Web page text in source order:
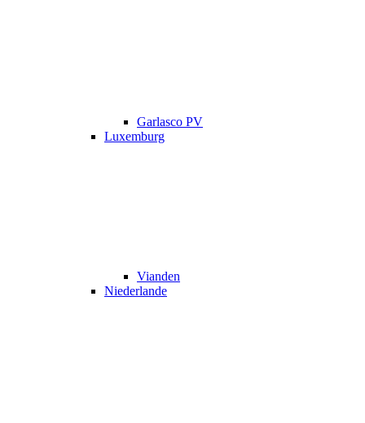
Garlasco PV
Luxemburg
Vianden
Niederlande